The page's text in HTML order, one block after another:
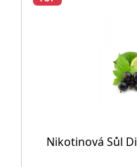
Nikotinová Sůl